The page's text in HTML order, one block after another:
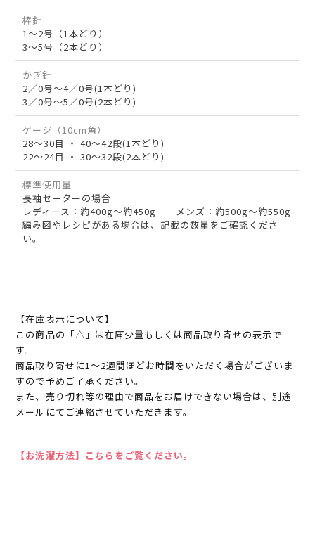
棒針
1～2号（1本どり）
3～5号（2本どり）
かぎ針
2／0号～4／0号(1本どり)
3／0号～5／0号(2本どり)
ゲージ（10cm角）
28～30目 ・ 40～42段(1本どり)
22～24目 ・ 30～32段(2本どり)
標準使用量
長袖セーターの場合
レディース：約400g～約450g メンズ：約500g～約550g
編み図やレシピがある場合は、記載の数量をご確認くださ
い。
【在庫表示について】
この商品の「△」は在庫少量もしくは商品取り寄せの表示で
す。
商品取り寄せに1～2週間ほどお時間をいただく場合がございま
すので予めご了承ください。
また、売り切れ等の理由で商品をお届けできない場合は、別途
メールにてご連絡させていただきます。
【お洗濯方法】こちらをご覧ください。